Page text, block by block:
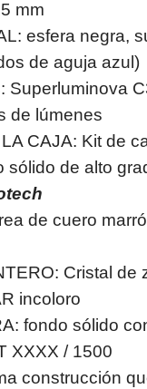
mm
esfera negra,
de aguja azul)
Superluminova
de lúmenes
CAJA: Kit de
sólido de alto
de cuero
Cristal de
incoloro
fondo sólido
XXXX / 1500
construcción